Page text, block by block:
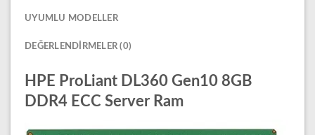
UYUMLU MODELLER
DEĞERLENDIRMELER (0)
HPE ProLiant DL360 Gen10 8GB
DDR4 ECC Server Ram